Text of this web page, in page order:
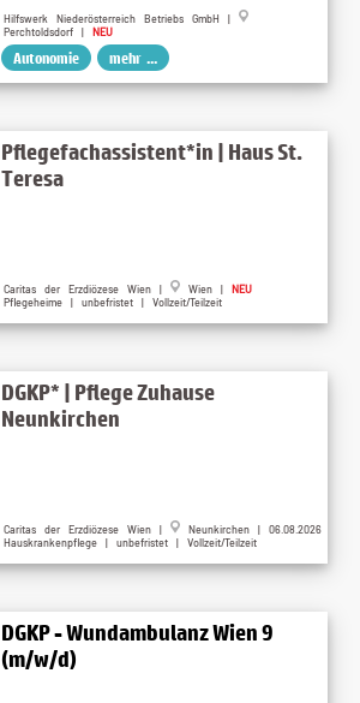
Hilfswerk Niederösterreich Betriebs GmbH |
Perchtoldsdorf | NEU
Autonomie mehr ...
Pflegefachassistent*in | Haus St.
Teresa
Caritas der Erzdiözese Wien | Wien | NEU
Pflegeheime | unbefristet | Vollzeit/Teilzeit
DGKP* | Pflege Zuhause
Neunkirchen
Caritas der Erzdiözese Wien |
Neunkirchen | 06.08.2026
Hauskrankenpflege | unbefristet | Vollzeit/Teilzeit
DGKP - Wundambulanz Wien 9
(m/w/d)